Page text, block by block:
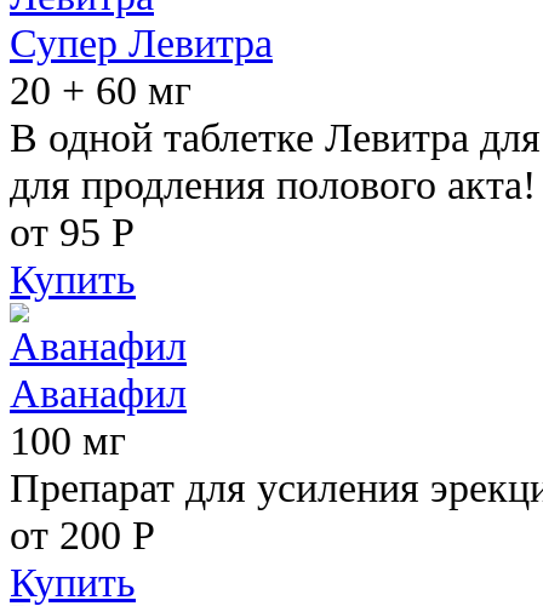
Супер Левитра
20 + 60 мг
В одной таблетке Левитра
для продления полового акта!
от 95 Р
Купить
Аванафил
100 мг
Препарат для усиления
от 200 Р
Купить